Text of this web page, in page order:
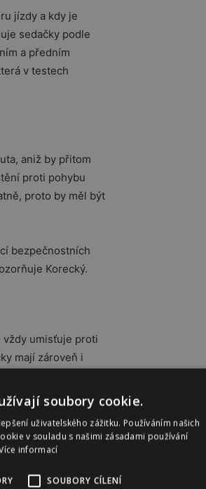
jízdy a kdy je
sedačky podle
a předním
v testech
aniž by přitom
proti pohybu
proto by měl být
bezpečnostních
Korecký.
vždy umisťuje proti
mají zároveň i
i s dítětem, a
vždy vypnout
varuje Korecký.
soubory cookie.
uživatelského zážitku. Používáním našich
v souladu s našimi zásadami používání
informací
SOUBORY CÍLENÍ